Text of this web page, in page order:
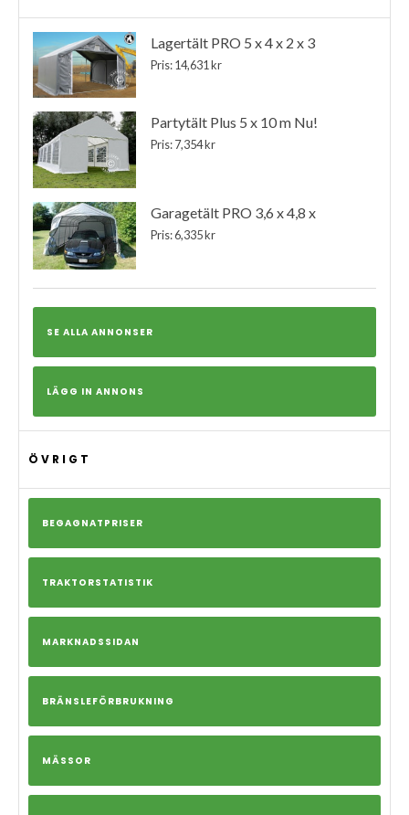
Lagertält PRO 5 x 4 x 2 x 3
Pris: 14,631 kr
Partytält Plus 5 x 10 m Nu!
Pris: 7,354 kr
Garagetält PRO 3,6 x 4,8 x
Pris: 6,335 kr
SE ALLA ANNONSER
LÄGG IN ANNONS
ÖVRIGT
BEGAGNATPRISER
TRAKTORSTATISTIK
MARKNADSSIDAN
BRÄNSLEFÖRBRUKNING
MÄSSOR